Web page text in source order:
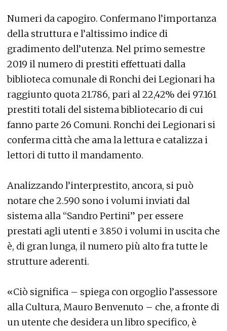
Numeri da capogiro. Confermano l’importanza
della struttura e l’altissimo indice di
gradimento dell’utenza. Nel primo semestre
2019 il numero di prestiti effettuati dalla
biblioteca comunale di Ronchi dei Legionari ha
raggiunto quota 21.786, pari al 22,42% dei 97.161
prestiti totali del sistema bibliotecario di cui
fanno parte 26 Comuni. Ronchi dei Legionari si
conferma città che ama la lettura e catalizza i
lettori di tutto il mandamento.
Analizzando l’interprestito, ancora, si può
notare che 2.590 sono i volumi inviati dal
sistema alla “Sandro Pertini” per essere
prestati agli utenti e 3.850 i volumi in uscita che
è, di gran lunga, il numero più alto fra tutte le
strutture aderenti.
«Ciò significa – spiega con orgoglio l’assessore
alla Cultura, Mauro Benvenuto – che, a fronte di
un utente che desidera un libro specifico, è